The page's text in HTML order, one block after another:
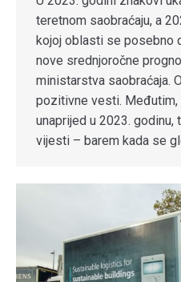
teretnom saobraćaju, a
kojoj oblasti se posebno
nove srednjoročne
ministarstva saobraćaja.
pozitivne vesti.
unaprijed u 2023.
vijesti – barem kada se